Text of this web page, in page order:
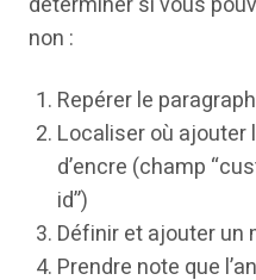
non :
Repérer le
Localiser où ajouter
d’encre (champ
id”)
Définir et ajouter un
Prendre note que